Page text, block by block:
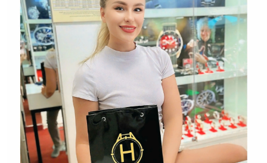
Hwatch Chuyên Nhập khẩu Và Phân Phối Các Loại
Đồng Hồ Chính Hãng